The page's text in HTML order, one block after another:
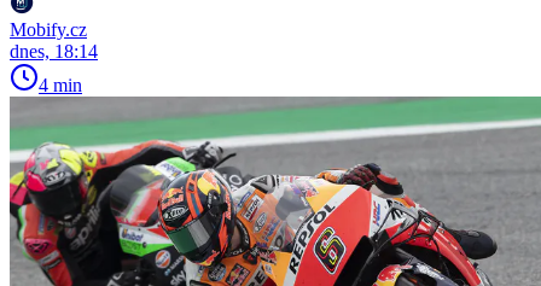
Mobify.cz
dnes, 18:14
4 min